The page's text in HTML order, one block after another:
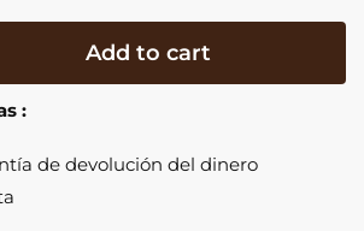
Add to cart
:
de devolución del dinero